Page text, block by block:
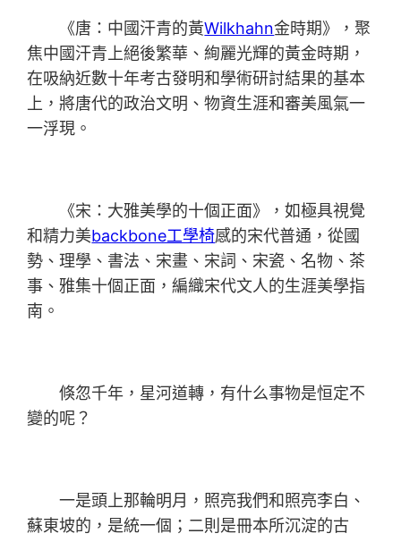
《唐：中國汗青的黃Wilkhahn金時期》，聚
焦中國汗青上絕後繁華、絢麗光輝的黃金時期，
在吸納近數十年考古發明和學術研討結果的基本
上，將唐代的政治文明、物資生涯和審美風氣一
一浮現。
《宋：大雅美學的十個正面》，如極具視覺
和精力美backbone工學椅感的宋代普通，從國
勢、理學、書法、宋畫、宋詞、宋瓷、名物、茶
事、雅集十個正面，編織宋代文人的生涯美學指
南。
倏忽千年，星河道轉，有什么事物是恒定不
變的呢？
一是頭上那輪明月，照亮我們和照亮李白、
蘇東坡的，是統一個；二則是冊本所沉淀的古